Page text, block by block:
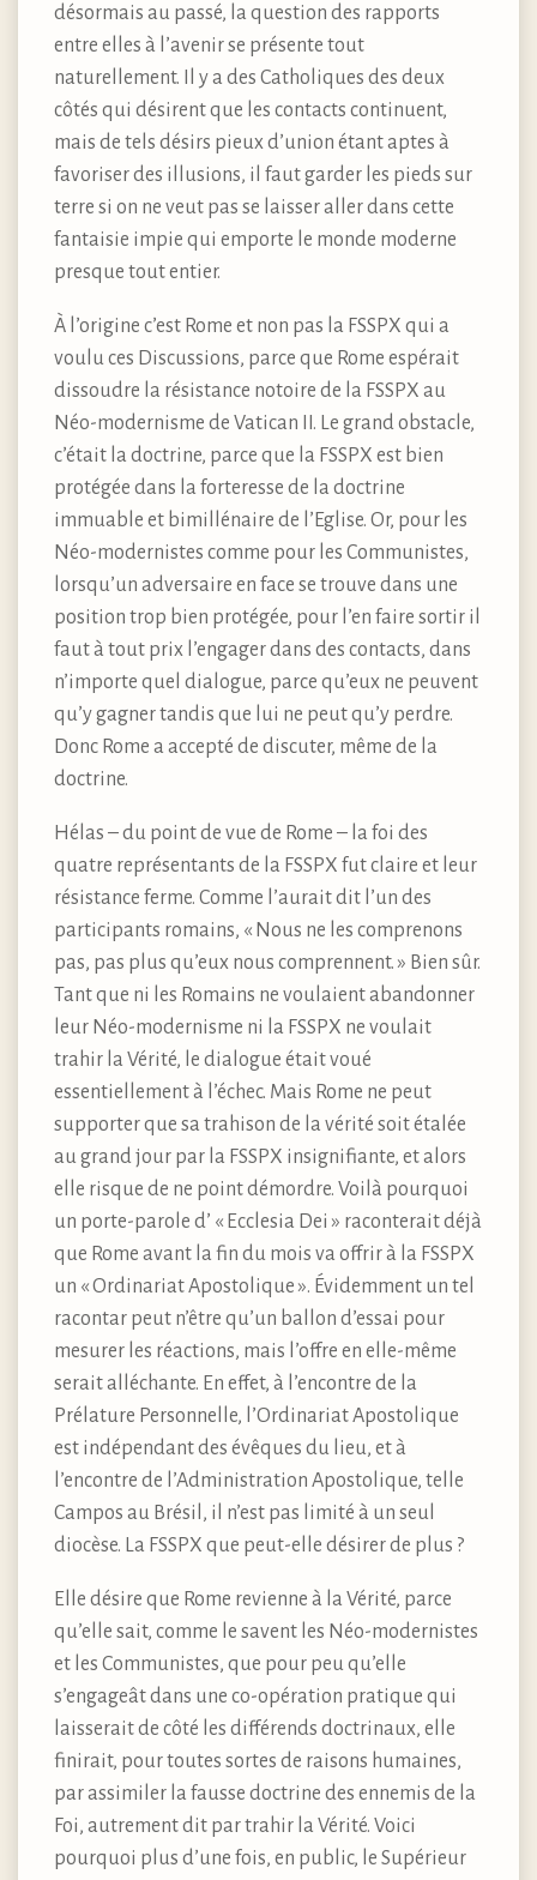
désormais au passé, la question des rapports
entre elles à l’avenir se présente tout
naturellement. Il y a des Catholiques des deux
côtés qui désirent que les contacts continuent,
mais de tels désirs pieux d’union étant aptes à
favoriser des illusions, il faut garder les pieds sur
terre si on ne veut pas se laisser aller dans cette
fantaisie impie qui emporte le monde moderne
presque tout entier.
À l’origine c’est Rome et non pas la FSSPX qui a
voulu ces Discussions, parce que Rome espérait
dissoudre la résistance notoire de la FSSPX au
Néo-modernisme de Vatican II. Le grand obstacle,
c’était la doctrine, parce que la FSSPX est bien
protégée dans la forteresse de la doctrine
immuable et bimillénaire de l’Eglise. Or, pour les
Néo-modernistes comme pour les Communistes,
lorsqu’un adversaire en face se trouve dans une
position trop bien protégée, pour l’en faire sortir il
faut à tout prix l’engager dans des contacts, dans
n’importe quel dialogue, parce qu’eux ne peuvent
qu’y gagner tandis que lui ne peut qu’y perdre.
Donc Rome a accepté de discuter, même de la
doctrine.
Hélas – du point de vue de Rome – la foi des
quatre représentants de la FSSPX fut claire et leur
résistance ferme. Comme l’aurait dit l’un des
participants romains, « Nous ne les comprenons
pas, pas plus qu’eux nous comprennent. » Bien sûr.
Tant que ni les Romains ne voulaient abandonner
leur Néo-modernisme ni la FSSPX ne voulait
trahir la Vérité, le dialogue était voué
essentiellement à l’échec. Mais Rome ne peut
supporter que sa trahison de la vérité soit étalée
au grand jour par la FSSPX insignifiante, et alors
elle risque de ne point démordre. Voilà pourquoi
un porte-parole d’ « Ecclesia Dei » raconterait déjà
que Rome avant la fin du mois va offrir à la FSSPX
un « Ordinariat Apostolique ». Évidemment un tel
racontar peut n’être qu’un ballon d’essai pour
mesurer les réactions, mais l’offre en elle-même
serait alléchante. En effet, à l’encontre de la
Prélature Personnelle, l’Ordinariat Apostolique
est indépendant des évêques du lieu, et à
l’encontre de l’Administration Apostolique, telle
Campos au Brésil, il n’est pas limité à un seul
diocèse. La FSSPX que peut-elle désirer de plus ?
Elle désire que Rome revienne à la Vérité, parce
qu’elle sait, comme le savent les Néo-modernistes
et les Communistes, que pour peu qu’elle
s’engageât dans une co-opération pratique qui
laisserait de côté les différends doctrinaux, elle
finirait, pour toutes sortes de raisons humaines,
par assimiler la fausse doctrine des ennemis de la
Foi, autrement dit par trahir la Vérité. Voici
pourquoi plus d’une fois, en public, le Supérieur